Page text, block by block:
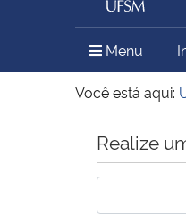
Ministério do Meio
Menu
Você está aqui:
Início do
Realize